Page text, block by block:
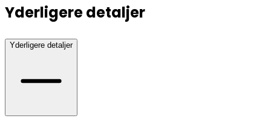
Yderligere detaljer
Yderligere detaljer